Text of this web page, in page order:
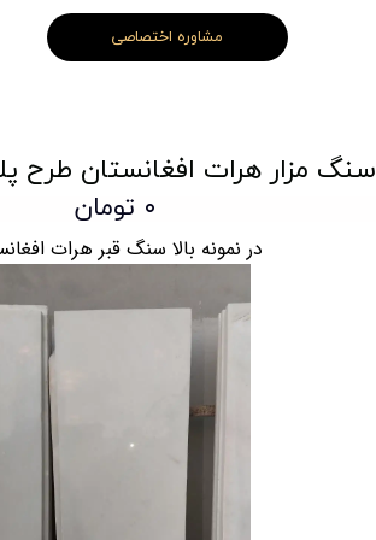
مشاوره اختصاصی
سنگ مزار هرات افغانستان طرح پله
۰ تومان
در نمونه بالا سنگ قبر هرات